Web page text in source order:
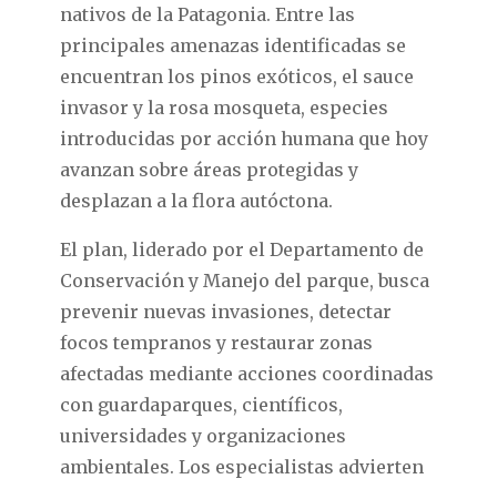
nativos de la Patagonia. Entre las
principales amenazas identificadas se
encuentran los pinos exóticos, el sauce
invasor y la rosa mosqueta, especies
introducidas por acción humana que hoy
avanzan sobre áreas protegidas y
desplazan a la flora autóctona.
El plan, liderado por el Departamento de
Conservación y Manejo del parque, busca
prevenir nuevas invasiones, detectar
focos tempranos y restaurar zonas
afectadas mediante acciones coordinadas
con guardaparques, científicos,
universidades y organizaciones
ambientales. Los especialistas advierten